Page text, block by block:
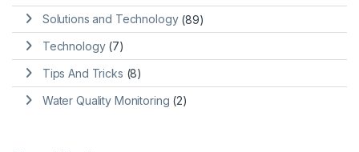
Solutions and Technology(89)
Technology(7)
Tips And Tricks (8)
Water Quality Monitoring (2)